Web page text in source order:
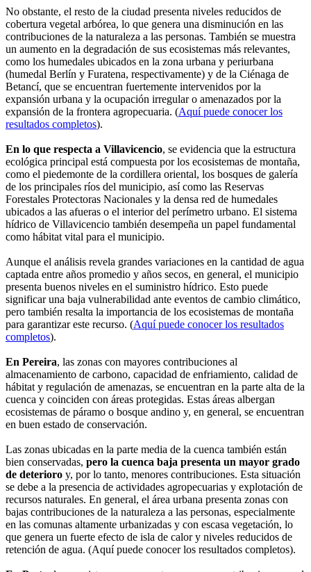
No obstante, el resto de la ciudad presenta niveles reducidos de
cobertura vegetal arbórea, lo que genera una disminución en las
contribuciones de la naturaleza a las personas. También se muestra
un aumento en la degradación de sus ecosistemas más relevantes,
como los humedales ubicados en la zona urbana y periurbana
(humedal Berlín y Furatena, respectivamente) y de la Ciénaga de
Betancí, que se encuentran fuertemente intervenidos por la
expansión urbana y la ocupación irregular o amenazados por la
expansión de la frontera agropecuaria. (Aquí puede conocer los
resultados completos).
En lo que respecta a Villavicencio, se evidencia que la estructura
ecológica principal está compuesta por los ecosistemas de montaña,
como el piedemonte de la cordillera oriental, los bosques de galería
de los principales ríos del municipio, así como las Reservas
Forestales Protectoras Nacionales y la densa red de humedales
ubicados a las afueras o el interior del perímetro urbano. El sistema
hídrico de Villavicencio también desempeña un papel fundamental
como hábitat vital para el municipio.
Aunque el análisis revela grandes variaciones en la cantidad de agua
captada entre años promedio y años secos, en general, el municipio
presenta buenos niveles en el suministro hídrico. Esto puede
significar una baja vulnerabilidad ante eventos de cambio climático,
pero también resalta la importancia de los ecosistemas de montaña
para garantizar este recurso. (Aquí puede conocer los resultados
completos).
En Pereira, las zonas con mayores contribuciones al
almacenamiento de carbono, capacidad de enfriamiento, calidad de
hábitat y regulación de amenazas, se encuentran en la parte alta de la
cuenca y coinciden con áreas protegidas. Estas áreas albergan
ecosistemas de páramo o bosque andino y, en general, se encuentran
en buen estado de conservación.
Las zonas ubicadas en la parte media de la cuenca también están
bien conservadas, pero la cuenca baja presenta un mayor grado
de deterioro y, por lo tanto, menores contribuciones. Esta situación
se debe a la presencia de actividades agropecuarias y explotación de
recursos naturales. En general, el área urbana presenta zonas con
bajas contribuciones de la naturaleza a las personas, especialmente
en las comunas altamente urbanizadas y con escasa vegetación, lo
que genera un fuerte efecto de isla de calor y niveles reducidos de
retención de agua. (Aquí puede conocer los resultados completos).